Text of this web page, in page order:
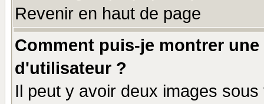
Revenir en haut de page
Comment puis-je montrer
d'utilisateur ?
Il peut y avoir deux images